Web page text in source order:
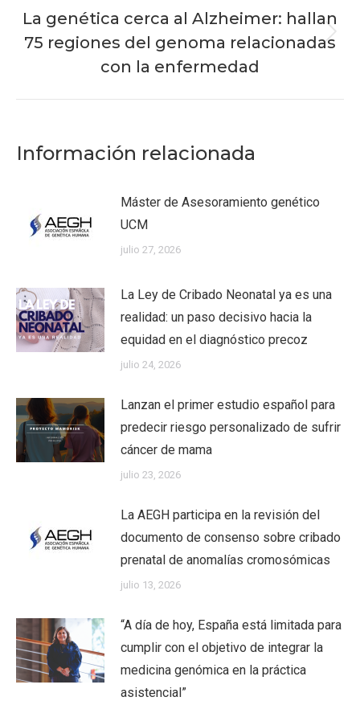
Publicación
siguiente:
La genética cerca al Alzheimer: hallan
75 regiones del genoma relacionadas
con la enfermedad
Información relacionada
Máster de Asesoramiento genético
UCM
julio 27, 2026
La Ley de Cribado Neonatal ya es una
realidad: un paso decisivo hacia la
equidad en el diagnóstico precoz
julio 24, 2026
Lanzan el primer estudio español para
predecir riesgo personalizado de sufrir
cáncer de mama
julio 23, 2026
La AEGH participa en la revisión del
documento de consenso sobre cribado
prenatal de anomalías cromosómicas
julio 13, 2026
“A día de hoy, España está limitada para
cumplir con el objetivo de integrar la
medicina genómica en la práctica
asistencial”